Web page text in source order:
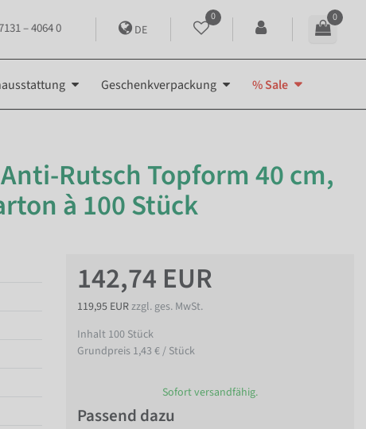
– 4064 0 DE
0 0
Geschenkverpackung % Sale
Rutsch Topform 40 cm,
à 100 Stück
142,74 EUR
119,95 EURzzgl. ges. MwSt.
Inhalt 100 Stück
Grundpreis 1,43 € / Stück
Sofort versandfähig.
Passend dazu